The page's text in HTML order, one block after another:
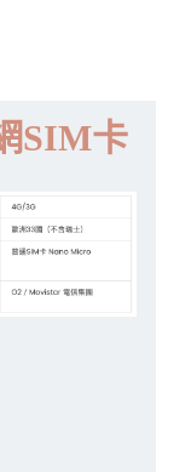
SIM卡